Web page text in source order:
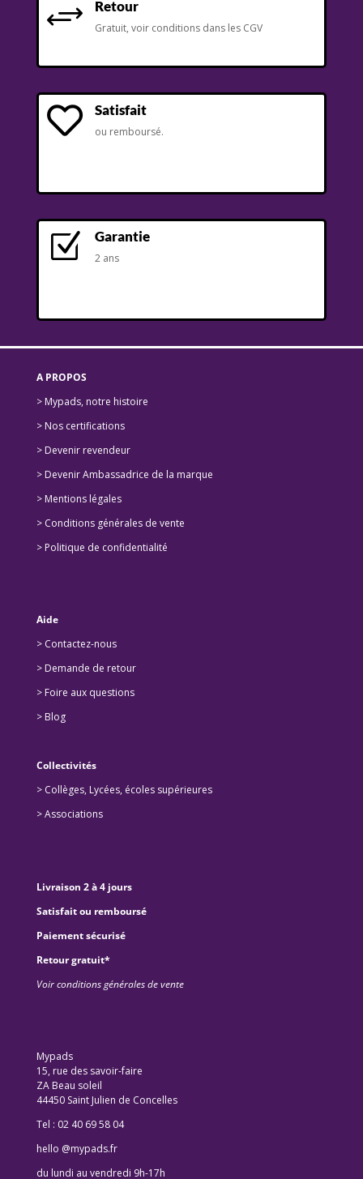
+ Retour
Gratuit, voir conditions dans les CGV
 Satisfait
ou remboursé.
Z Garantie
2 ans
A PROPOS
> Mypads, notre histoire
> Nos certifications
> Devenir revendeur
> Devenir Ambassadrice de la marque
> Mentions légales
> Conditions générales de vente
> Politique de confidentialité
Aide
> Contactez-nous
> Demande de retour
> Foire aux questions
> Blog
Collectivités
> Collèges, Lycées, écoles supérieures
>Associations
Livraison 2 à 4 jours
Satisfait ou remboursé
Paiement sécurisé
Retour gratuit*
Voir conditions générales de vente
Mypads
15, rue des savoir-faire
ZA Beau soleil
44450 Saint Julien de Concelles
Tel : 02 40 69 58 04
hello @mypads.fr
du lundi au vendredi 9h-17h